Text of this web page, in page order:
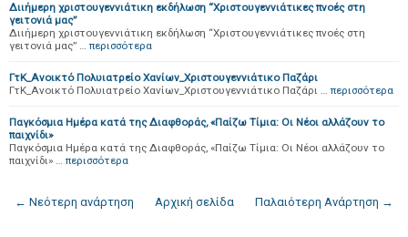
Διιήμερη χριστουγεννιάτικη εκδήλωση “Χριστουγεννιάτικες πνοές στη
γειτονιά μας”
Διιήμερη χριστουγεννιάτικη εκδήλωση “Χριστουγεννιάτικες πνοές στη
γειτονιά μας” … περισσότερα
ΓτΚ_Ανοικτό Πολυιατρείο Χανίων_Χριστουγεννιάτικο Παζάρι
ΓτΚ_Ανοικτό Πολυιατρείο Χανίων_Χριστουγεννιάτικο Παζάρι … περισσότερα
Παγκόσμια Ημέρα κατά της Διαφθοράς, «Παίζω Τίμια: Οι Νέοι αλλάζουν το
παιχνίδι»
Παγκόσμια Ημέρα κατά της Διαφθοράς, «Παίζω Τίμια: Οι Νέοι αλλάζουν το
παιχνίδι» … περισσότερα
← Νεότερη ανάρτηση Παλαιότερη Ανάρτηση →
Αρχική σελίδα